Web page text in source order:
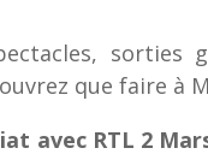
que faire à
avec RTL 2